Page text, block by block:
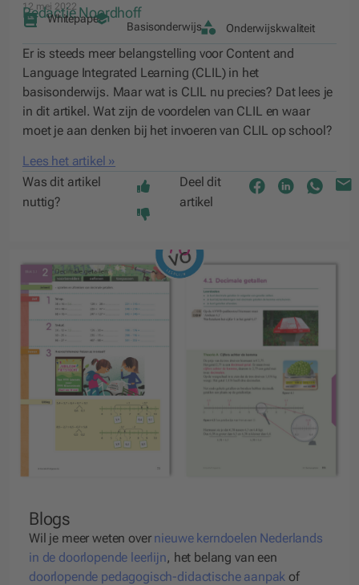
12 mei 2022
Redactie Noordhoff
Whitepaper
Basisonderwijs Onderwijskwaliteit
Er is steeds meer belangstelling voor Content and
Language Integrated Learning (CLIL) in het
basisonderwijs. Maar wat is CLIL nu precies? Dat lees je
in dit artikel. Wat zijn de voordelen van CLIL en waar
moet je aan denken bij het invoeren van CLIL op school?
Lees het artikel »
Was dit artikel
nuttig?
Deel dit
artikel
Blogs
Wil je meer weten over nieuwe kerndoelen Nederlands
in de doorlopende leerlijn, het belang van een
doorlopende pedagogisch-didactische aanpak of